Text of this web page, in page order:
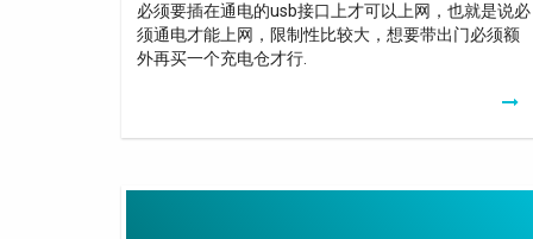
必须要插在通电的usb接口上才可以上网，也就是说必
须通电才能上网，限制性比较大，想要带出门必须额
外再买一个充电仓才行.
Best